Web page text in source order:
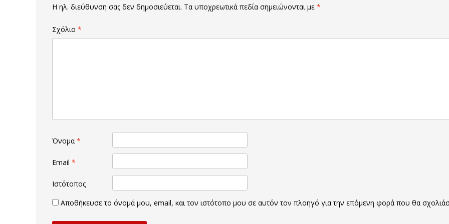
Η ηλ. διεύθυνση σας δεν δημοσιεύεται. Τα υποχρεωτικά πεδία σημειώνονται με *
Σχόλιο *
Όνομα *
Email *
Ιστότοπος
Αποθήκευσε το όνομά μου, email, και τον ιστότοπο μου σε αυτόν τον πλοηγό για την επόμενη φορά που θα